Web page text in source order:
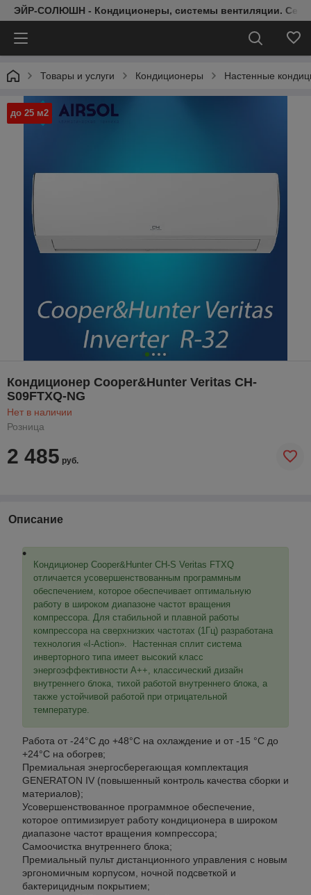
ЭЙР-СОЛЮШН - Кондиционеры, системы вентиляции.
Товары и услуги Кондиционеры Настенные
до 25 м2
Кондиционер Cooper&Hunter Veritas CH-
S09FTXQ-NG
Нет в наличии
Розница
2 485 руб.
Описание
Кондиционер Cooper&Hunter CH-S Veritas FTXQ
отличается усовершенствованным программным
обеспечением, которое обеспечивает оптимальную
работу в широком диапазоне частот вращения
компрессора. Для стабильной и плавной работы
компрессора на сверхнизких частотах (1Гц) разработана
технология «I-Action». Настенная сплит система
инверторного типа имеет высокий класс
энергоэффективности А++, классический дизайн
внутреннего блока, тихой работой внутреннего блока, а
также устойчивой работой при отрицательной
температуре.
Работа от -24°С до +48°С на охлаждение и от -15 °С до
+24°С на обогрев;
Премиальная энергосберегающая комплектация
GENERATON IV (повышенный контроль качества сборки и
материалов);
Усовершенствованное программное обеспечение,
которое оптимизирует работу кондиционера в широком
диапазоне частот вращения компрессора;
Самоочистка внутреннего блока;
Премиальный пульт дистанционного управления с новым
эргономичным корпусом, ночной подсветкой и
бактерицидным покрытием;